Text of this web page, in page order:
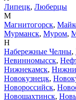
Липецк, Люберцы
М
Магнитогорск,
Мурманск, Муром,
Н
Набережные Челны,
Невинномысск,
Нижнекамск,
Новокузнецк,
Новороссийск,
Новошахтинск,